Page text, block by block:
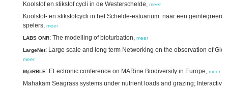
Koolstof en stikstof cycli in de Westerschelde, meer
Koolstof- en stikstofcycli in het Schelde-estuarium: naar een
spelers, meer
LABS ONR: The modelling of bioturbation, meer
LargeNet: Large scale and long term Networking on the observation of
meer
M@RBLE: ELectronic conference on MARine Biodiversity in Europe, meer
Mahakam Seagrass systems under nutrient loads and grazing;